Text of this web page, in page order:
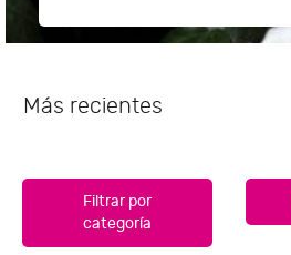
Más recientes
Filtrar por
categoría